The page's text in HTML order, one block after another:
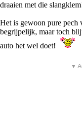
draaien met die
Het is gewoon pure pech
begrijpelijk, maar toch
auto het wel doet!
▼